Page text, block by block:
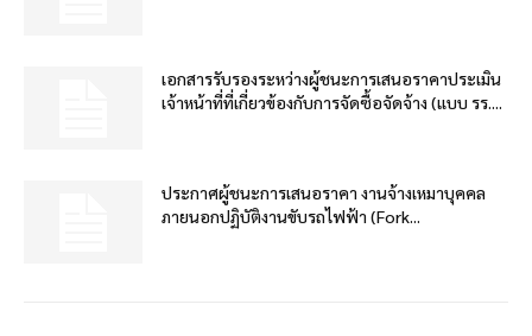
เอกสารรับรองระหว่างผู้ชนะการเสนอราคาประเมิน
เจ้าหน้าที่ที่เกี่ยวข้องกับการจัดซื้อจัดจ้าง (แบบ รร....
ประกาศผู้ชนะการเสนอราคา งานจ้างเหมาบุคคล
ภายนอกปฏิบัติงานขับรถไฟฟ้า (Fork...